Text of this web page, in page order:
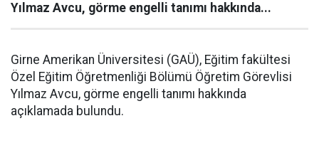
Yılmaz Avcu, görme engelli tanımı hakkında...
Girne Amerikan Üniversitesi (GAÜ), Eğitim fakültesi
Özel Eğitim Öğretmenliği Bölümü Öğretim Görevlisi
Yılmaz Avcu, görme engelli tanımı hakkında
açıklamada bulundu.